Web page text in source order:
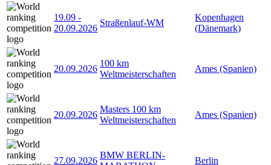
19.09 -
20.09.2026
Straßenlauf-WM
Kopenhagen
(Dänemark)
20.09.2026
100 km
Weltmeisterschaften
Ames (Spanien)
20.09.2026
Masters 100 km
Weltmeisterschaften
Ames (Spanien)
27.09.2026
BMW BERLIN-
Berlin